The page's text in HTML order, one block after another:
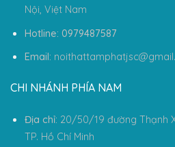
Nội, Việt Nam
Hotline: 0979487587
Email:
CHI NHÁNH PHÍA NAM
Địa chỉ: 20/50/19 đường Thạnh
TP. Hồ Chí Minh